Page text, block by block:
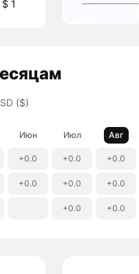
$ 1
($)
Июн Июл Авг
+0.0 +0.0 +0.0
+0.0 +0.0 +0.0
+0.0 +0.0